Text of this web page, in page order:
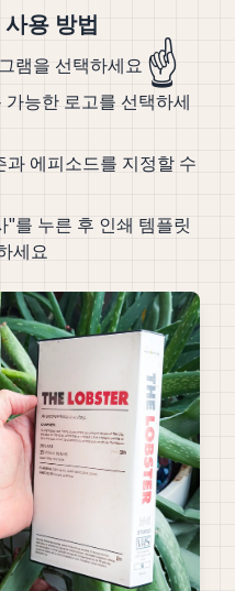
용 방법
램을 선택하세요 ☝️
능한 로고를 선택하세
에피소드를 지정할 수
를 누른 후 인쇄 템플릿
세요